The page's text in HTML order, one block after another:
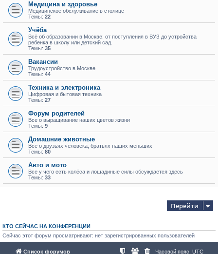
Медицина и здоровье
Медицинское обслуживание в столице
Темы: 22
Учёба
Всё об образовании в Москве: от поступления в ВУЗ до устройства
ребенка в школу или детский сад.
Темы: 35
Вакансии
Трудоустройство в Москве
Темы: 44
Техника и электроника
Цифровая и бытовая техника
Темы: 27
Форум родителей
Все о выращивание наших цветов жизни
Темы: 9
Домашние животные
Все о друзьях человека, братьях наших меньших
Темы: 80
Авто и мото
Все у чего есть колёса и лошадиные силы обсуждается здесь
Темы: 33
Перейти
КТО СЕЙЧАС НА КОНФЕРЕНЦИИ
Сейчас этот форум просматривают: нет зарегистрированных пользователей
Список форумов Часовой пояс: UTC